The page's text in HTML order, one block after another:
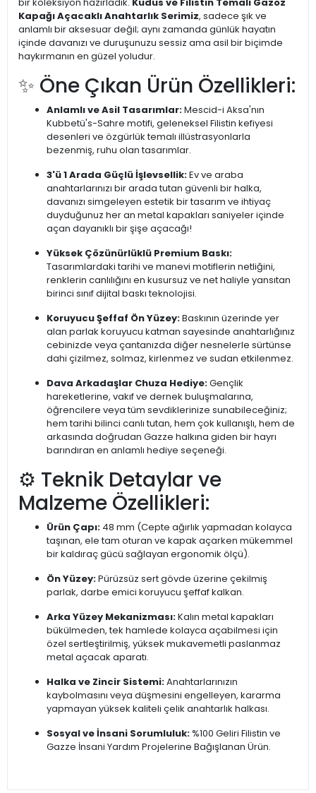
bir koleksiyon hazırladık. Kudüs ve Filistin Temalı Gazoz
Kapağı Açacaklı Anahtarlık Serimiz, sadece şık ve
anlamlı bir aksesuar değil; aynı zamanda günlük hayatın
içinde davanızı ve duruşunuzu sessiz ama asil bir biçimde
haykırmanın en güzel yoludur.
✨ Öne Çıkan Ürün Özellikleri:
Anlamlı ve Asil Tasarımlar:Mescid-i Aksa'nın
Kubbetü's-Sahre motifi, geleneksel Filistin kefiyesi
desenleri ve özgürlük temalı illüstrasyonlarla
bezenmiş, ruhu olan tasarımlar.
3'ü 1 Arada Güçlü İşlevsellik:Ev ve araba
anahtarlarınızı bir arada tutan güvenli bir halka,
davanızı simgeleyen estetik bir tasarım ve ihtiyaç
duyduğunuz her an metal kapakları saniyeler içinde
açan dayanıklı bir şişe açacağı!
Yüksek Çözünürlüklü Premium Baskı:
Tasarımlardaki tarihi ve manevi motiflerin netliğini,
renklerin canlılığını en kusursuz ve net haliyle yansıtan
birinci sınıf dijital baskı teknolojisi.
Koruyucu Şeffaf Ön Yüzey:Baskının üzerinde yer
alan parlak koruyucu katman sayesinde anahtarlığınız
cebinizde veya çantanızda diğer nesnelerle sürtünse
dahi çizilmez, solmaz, kirlenmez ve sudan etkilenmez.
Dava Arkadaşlar Chuza Hediye:Gençlik
hareketlerine, vakıf ve dernek buluşmalarına,
öğrencilere veya tüm sevdiklerinize sunabileceğiniz;
hem tarihi bilinci canlı tutan, hem çok kullanışlı, hem de
arkasında doğrudan Gazze halkına giden bir hayrı
barındıran en anlamlı hediye seçeneği.
⚙️ Teknik Detaylar ve
Malzeme Özellikleri:
Ürün Çapı: 48 mm (Cepte ağırlık yapmadan kolayca
taşınan, ele tam oturan ve kapak açarken mükemmel
bir kaldıraç gücü sağlayan ergonomik ölçü).
Ön Yüzey:Pürüzsüz sert gövde üzerine çekilmiş
parlak, darbe emici koruyucu şeffaf kalkan.
Arka Yüzey Mekanizması:Kalın metal kapakları
bükülmeden, tek hamlede kolayca açabilmesi için
özel sertleştirilmiş, yüksek mukavemetli paslanmaz
metal açacak aparatı.
Halka ve Zincir Sistemi:Anahtarlarınızın
kaybolmasını veya düşmesini engelleyen, kararma
yapmayan yüksek kaliteli çelik anahtarlık halkası.
Sosyal ve İnsani Sorumluluk: %100 Geliri Filistin ve
Gazze İnsani Yardım Projelerine Bağışlanan Ürün.